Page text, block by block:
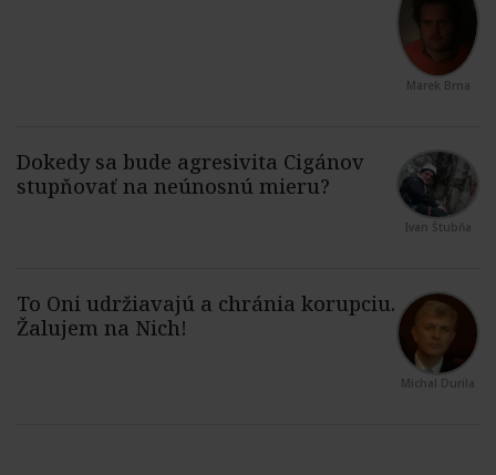
Marek Brna
Ivan Štubňa
Michal Durila